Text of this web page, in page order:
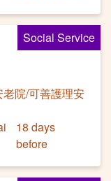
Social Service
院/可善護理安
18 days
before